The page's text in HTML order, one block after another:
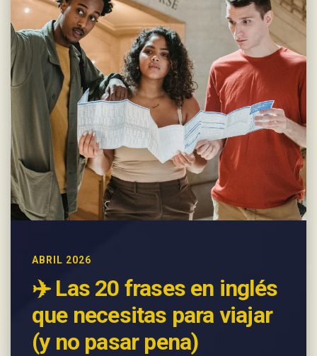
ABRIL 2026
✈️ Las 20 frases en inglés
que necesitas para viajar
(y no pasar pena)